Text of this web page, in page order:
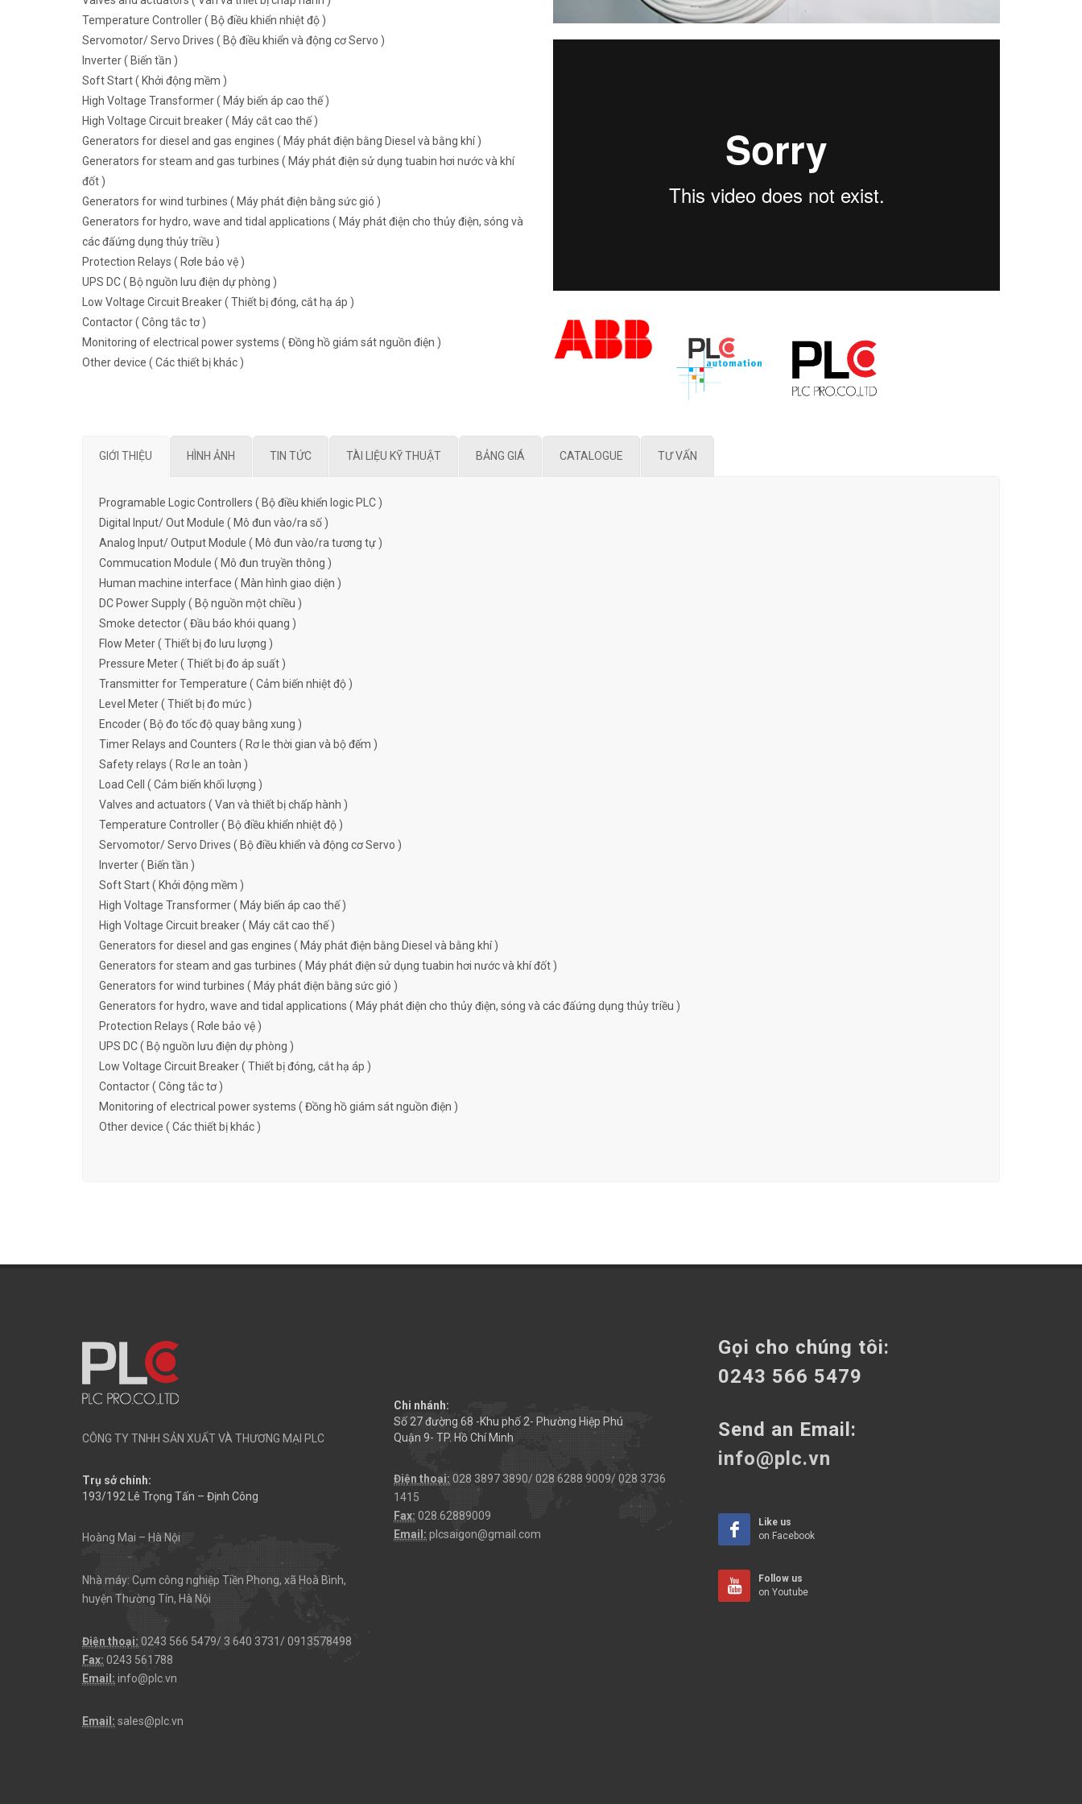
Temperature Controller ( Bộ điều khiển nhiệt độ )
Servomotor/ Servo Drives ( Bộ điều khiển và động cơ Servo )
Inverter ( Biến tần )
Soft Start ( Khởi động mềm )
High Voltage Transformer ( Máy biến áp cao thế )
High Voltage Circuit breaker ( Máy cắt cao thế )
Generators for diesel and gas engines ( Máy phát điện bằng Diesel và bằng khí )
Generators for steam and gas turbines ( Máy phát điện sử dụng tuabin hơi nước và khí
đốt )
Generators for wind turbines ( Máy phát điện bằng sức gió )
Generators for hydro, wave and tidal applications ( Máy phát điện cho thủy điện, sóng và
các đấứng dụng thủy triều )
Protection Relays ( Rơle bảo vệ )
UPS DC ( Bộ nguồn lưu điện dự phòng )
Low Voltage Circuit Breaker ( Thiết bị đóng, cắt hạ áp )
Contactor ( Công tắc tơ )
Monitoring of electrical power systems ( Đồng hồ giám sát nguồn điện )
Other device ( Các thiết bị khác )
GIỚI THIỆU HÌNH ẢNH TIN TỨC TÀI LIỆU KỸ THUẬT BẢNG GIÁ CATALOGUE TƯ VẤN
Programable Logic Controllers ( Bộ điều khiển logic PLC )
Digital Input/ Out Module ( Mô đun vào/ra số )
Analog Input/ Output Module ( Mô đun vào/ra tương tự )
Commucation Module ( Mô đun truyền thông )
Human machine interface ( Màn hình giao diện )
DC Power Supply ( Bộ nguồn một chiều )
Smoke detector ( Đầu báo khói quang )
Flow Meter ( Thiết bị đo lưu lượng )
Pressure Meter ( Thiết bị đo áp suất )
Transmitter for Temperature ( Cảm biến nhiệt độ )
Level Meter ( Thiết bị đo mức )
Encoder ( Bộ đo tốc độ quay bằng xung )
Timer Relays and Counters ( Rơ le thời gian và bộ đếm )
Safety relays ( Rơ le an toàn )
Load Cell ( Cảm biến khối lượng )
Valves and actuators ( Van và thiết bị chấp hành )
Temperature Controller ( Bộ điều khiển nhiệt độ )
Servomotor/ Servo Drives ( Bộ điều khiển và động cơ Servo )
Inverter ( Biến tần )
Soft Start ( Khởi động mềm )
High Voltage Transformer ( Máy biến áp cao thế )
High Voltage Circuit breaker ( Máy cắt cao thế )
Generators for diesel and gas engines ( Máy phát điện bằng Diesel và bằng khí )
Generators for steam and gas turbines ( Máy phát điện sử dụng tuabin hơi nước và khí đốt )
Generators for wind turbines ( Máy phát điện bằng sức gió )
Generators for hydro, wave and tidal applications ( Máy phát điện cho thủy điện, sóng và các đấứng dụng thủy triều )
Protection Relays ( Rơle bảo vệ )
UPS DC ( Bộ nguồn lưu điện dự phòng )
Low Voltage Circuit Breaker ( Thiết bị đóng, cắt hạ áp )
Contactor ( Công tắc tơ )
Monitoring of electrical power systems ( Đồng hồ giám sát nguồn điện )
Other device ( Các thiết bị khác )
CÔNG TY TNHH SẢN XUẤT VÀ THƯƠNG MẠI PLC
Trụ sở chính:
193/192 Lê Trọng Tấn – Định Công
Hoàng Mai – Hà Nội
Nhà máy: Cụm công nghiệp Tiền Phong, xã Hoà Bình,
huyện Thường Tín, Hà Nội
Điện thoại: 0243 566 5479/ 3 640 3731/ 0913578498
Fax: 0243 561788
Email: info@plc.vn
Email: sales@plc.vn
Chi nhánh:
Số 27 đường 68 -Khu phố 2- Phường Hiệp Phú
Quận 9- TP. Hồ Chí Minh
Điện thoại: 028 3897 3890/ 028 6288 9009/ 028 3736
1415
Fax: 028.62889009
Email: plcsaigon@gmail.com
Gọi cho chúng tôi:
0243 566 5479
Send an Email:
info@plc.vn
Like us
on Facebook
Follow us
on Youtube